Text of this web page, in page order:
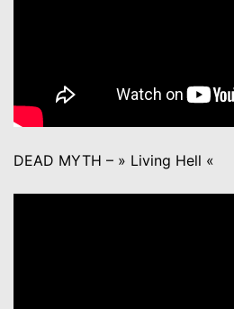
DEAD MYTH – » Living Hell «